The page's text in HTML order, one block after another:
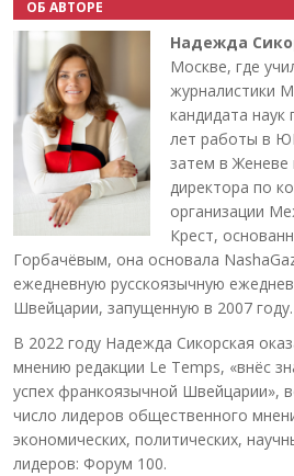
ОБ АВТОРЕ
Надежда
Москве, где
журналистики
кандидата наук
лет работы в
затем в
директора по
организации
Крест,
Горбачёвым, она основала
ежедневную русскоязычную
Швейцарии, запущенную в 2007 году.
В 2022 году Надежда Сикорская
мнению редакции Le Temps, «внёс
успех франкоязычной Швейцарии»,
число лидеров общественного
экономических, политических,
лидеров: Форум 100.